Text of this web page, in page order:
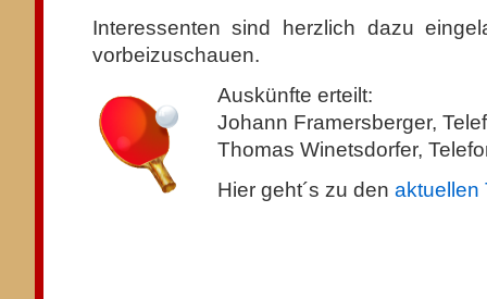
Interessenten sind herzlich dazu
vorbeizuschauen.
Auskünfte erteilt:
Johann Framersberger,
Thomas Winetsdorfer,
Hier geht´s zu den aktuellen